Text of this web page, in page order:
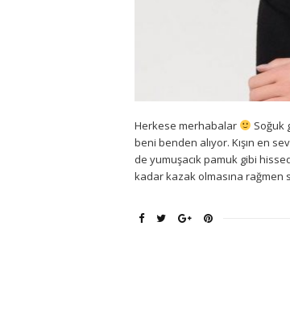
Herkese merhabalar
Soğuk
beni benden alıyor. Kışın en
de yumuşacık pamuk gibi
kadar kazak olmasına